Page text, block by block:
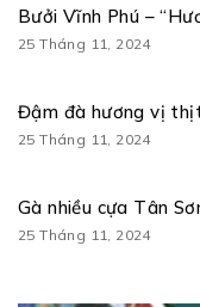
Bưởi Vĩnh Phú –
25 Tháng 11, 2024
Đậm đà hương vị
25 Tháng 11, 2024
Gà nhiều cựa Tân
25 Tháng 11, 2024